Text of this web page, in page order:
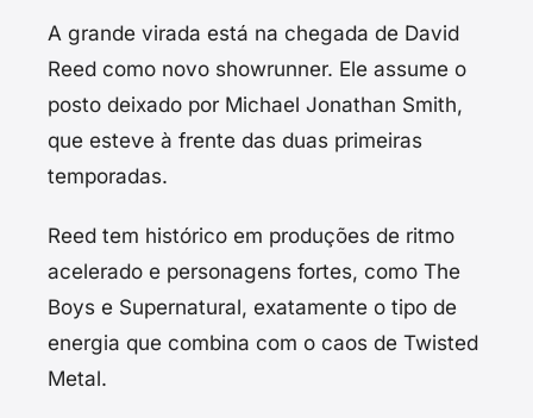
A grande virada está na chegada de David
Reed como novo showrunner. Ele assume o
posto deixado por Michael Jonathan Smith,
que esteve à frente das duas primeiras
temporadas.
Reed tem histórico em produções de ritmo
acelerado e personagens fortes, como The
Boys e Supernatural, exatamente o tipo de
energia que combina com o caos de Twisted
Metal.